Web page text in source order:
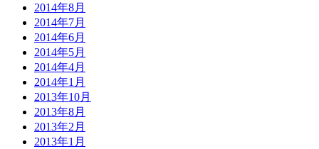
2014年8月
2014年7月
2014年6月
2014年5月
2014年4月
2014年1月
2013年10月
2013年8月
2013年2月
2013年1月